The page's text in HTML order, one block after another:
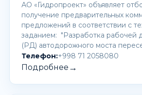
АО «Гидропроект» объявляет
получение предварительных
предложений в соответствии с
заданием: "Разработка рабочей
(РД) автодорожного моста
Телефон:+998 71 2058080
Подробнее →